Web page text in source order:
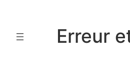
contenu
Erreur